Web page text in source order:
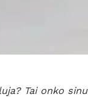
Tai onko